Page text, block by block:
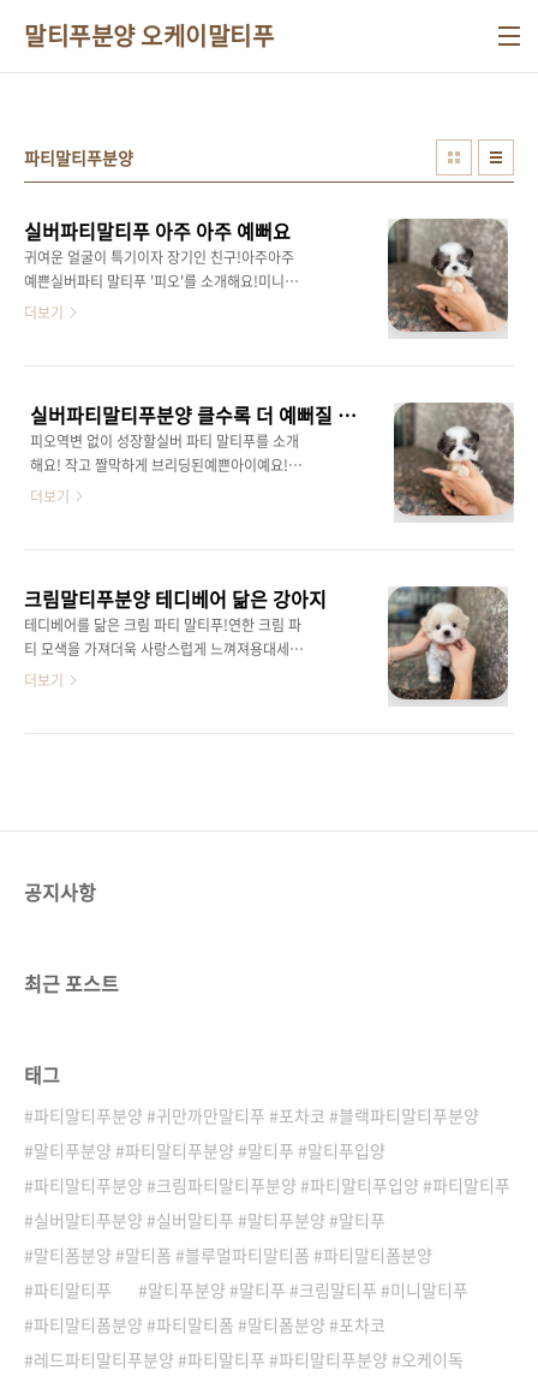
말티푸분양 오케이말티푸
파티말티푸분양
실버파티말티푸 아주 아주 예뻐요
귀여운 얼굴이 특기이자 장기인 친구!아주아주
예쁜실버파티 말티푸 '피오'를 소개해요!미니미
크기에실버모색이 막 올라오고 있는예쁘니 강아
없어 말티푸 친구들도 털이 거의 안 빠지고푸들
의 영리함과말티즈의 귀여운 외모와 애교스러운
성격까지완벽한 강아지 뒷 모습마저 사랑스러운
'피오'를 막내둥이로 맞이해보세요!언제든지 연
락, 방문 환영입니다!
더보기
실버파티말티푸분양 클수록 더 예뻐질 아이
피오역변 없이 성장할실버 파티 말티푸를 소개
해요! 작고 짤막하게 브리딩된예쁜아이예요!이
런 친구들은 클수록 더 예뻐진답니다!건강과 외
실버로 빠질거예요!요런 아이들은말티즈 미용으
로 케어해주시면말티즈의 우아함에 귀여움까지
더해지는사랑스러운 말티푸의 모습으로 자라요!
미니타입 아가로다 커도 2키로대인 쪼꼬미 말티
푸털빠짐이 적고유전적으로도 더 건강해해외에
지쭈~욱 이어질 예쁜 아이들 원하신다면 말티푸
더보기
크림말티푸분양 테디베어 닮은 강아지
테디베어를 닮은 크림 파티 말티푸!연한 크림 파
티 모색을 가져더욱 사랑스럽게 느껴져용대세견
중 대세견오랫동안 식지않는 말티푸의 인기!말
더보기
공지사항
최근 포스트
태그
파티말티푸분양 #귀만까만말티푸 #포차코 #블랙파티말티푸분양
말티푸분양 #파티말티푸분양 #말티푸 #말티푸입양
파티말티푸분양 #크림파티말티푸분양 #파티말티푸입양 #파티말티푸
실버말티푸분양 #실버말티푸 #말티푸분양 #말티푸
말티폼분양 #말티폼 #블루멀파티말티폼 #파티말티폼분양
파티말티푸
말티푸분양 #말티푸 #크림말티푸 #미니말티푸
파티말티폼분양 #파티말티폼 #말티폼분양 #포차코
레드파티말티푸분양 #파티말티푸 #파티말티푸분양 #오케이독